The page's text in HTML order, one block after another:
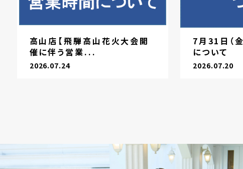
高山店【飛騨高山花火大会開
催に伴う営業...
2026.07.24
7月31日（
について
2026.07.20